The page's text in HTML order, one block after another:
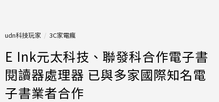
udn科技玩家 3C家電瘋
E Ink元太科技、聯發科合作電子書
閱讀器處理器 已與多家國際知名電
子書業者合作